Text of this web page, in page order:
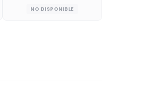
NO DISPONIBLE